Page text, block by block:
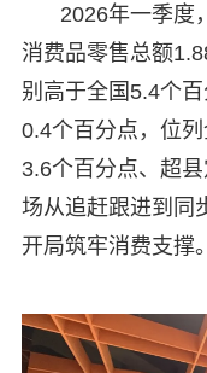
2026年一季度
消费品零售总额
别高于全国5.4个
0.4个百分点，位
3.6个百分点、超
场从追赶跟进到同
开局筑牢消费支撑。